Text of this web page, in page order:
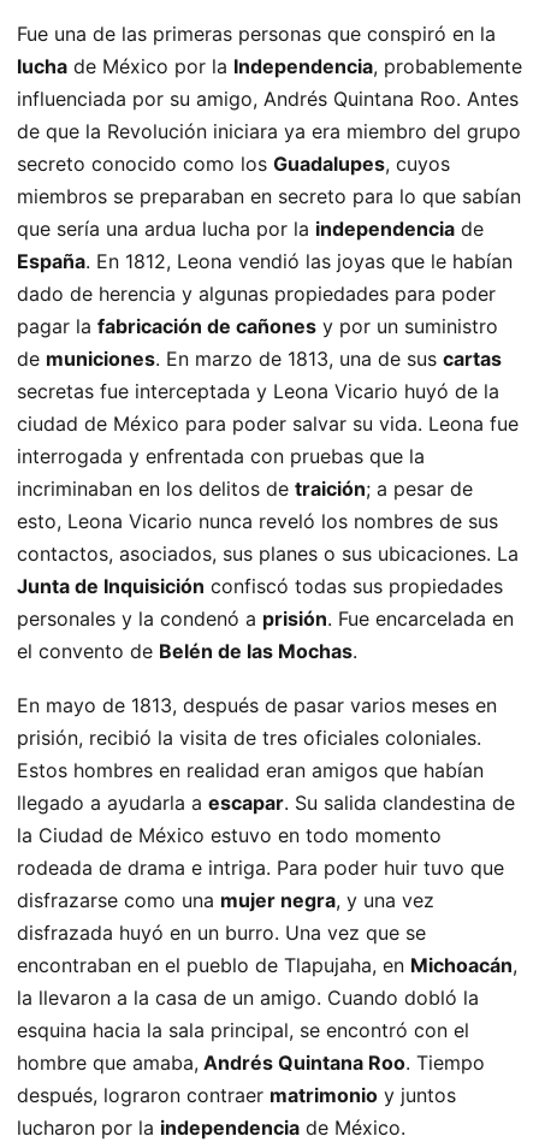
Fue una de las primeras personas que conspiró en la
lucha de México por la Independencia, probablemente
influenciada por su amigo, Andrés Quintana Roo. Antes
de que la Revolución iniciara ya era miembro del grupo
secreto conocido como los Guadalupes, cuyos
miembros se preparaban en secreto para lo que sabían
que sería una ardua lucha por la independencia de
España. En 1812, Leona vendió las joyas que le habían
dado de herencia y algunas propiedades para poder
pagar la fabricación de cañones y por un suministro
de municiones. En marzo de 1813, una de sus cartas
secretas fue interceptada y Leona Vicario huyó de la
ciudad de México para poder salvar su vida. Leona fue
interrogada y enfrentada con pruebas que la
incriminaban en los delitos de traición; a pesar de
esto, Leona Vicario nunca reveló los nombres de sus
contactos, asociados, sus planes o sus ubicaciones. La
Junta de Inquisición confiscó todas sus propiedades
personales y la condenó a prisión. Fue encarcelada en
el convento de Belén de las Mochas.
En mayo de 1813, después de pasar varios meses en
prisión, recibió la visita de tres oficiales coloniales.
Estos hombres en realidad eran amigos que habían
llegado a ayudarla a escapar. Su salida clandestina de
la Ciudad de México estuvo en todo momento
rodeada de drama e intriga. Para poder huir tuvo que
disfrazarse como una mujer negra, y una vez
disfrazada huyó en un burro. Una vez que se
encontraban en el pueblo de Tlapujaha, en Michoacán,
la llevaron a la casa de un amigo. Cuando dobló la
esquina hacia la sala principal, se encontró con el
hombre que amaba, Andrés Quintana Roo. Tiempo
después, lograron contraer matrimonio y juntos
lucharon por la independencia de México.